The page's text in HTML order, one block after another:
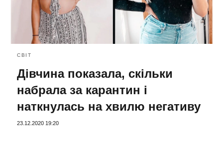
СВІТ
Дівчина показала, скільки
набрала за карантин і
наткнулась на хвилю негативу
23.12.2020 19:20